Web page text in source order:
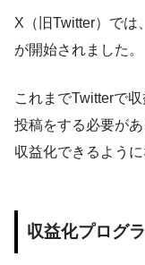
X（旧Twitter）では
が開始されました。
これまでTwitterで
投稿をする必要が
収益化できるよう
収益化プログ